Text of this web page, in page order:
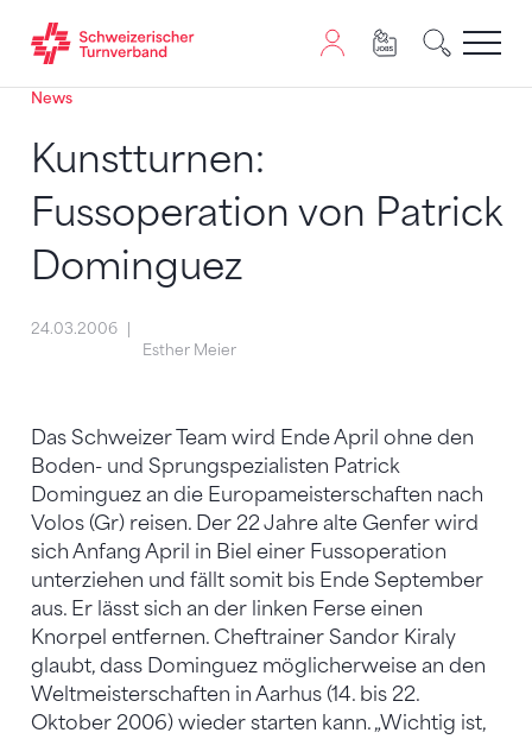
Zum Inhalt springen
Zur Sitemap navigieren
Zum Navigieren dieser Seite wird JavaScript benötigt.
News
Kunstturnen:
Fussoperation von Patrick
Dominguez
24.03.2006
Esther Meier
Das Schweizer Team wird Ende April ohne den
Boden- und Sprungspezialisten Patrick
Dominguez an die Europameisterschaften nach
Volos (Gr) reisen. Der 22 Jahre alte Genfer wird
sich Anfang April in Biel einer Fussoperation
unterziehen und fällt somit bis Ende September
aus. Er lässt sich an der linken Ferse einen
Knorpel entfernen. Cheftrainer Sandor Kiraly
glaubt, dass Dominguez möglicherweise an den
Weltmeisterschaften in Aarhus (14. bis 22.
Oktober 2006) wieder starten kann. „Wichtig ist,